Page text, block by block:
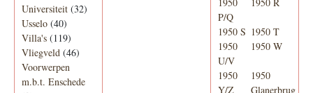
Universiteit (32)
Usselo (40)
Villa's (119)
Vliegveld (46)
Voorwerpen
m.b.t. Enschede
P/Q
1950 S 1950 T
1950
U/V
1950 W
1950
Y/Z
1950
Glanerbrug